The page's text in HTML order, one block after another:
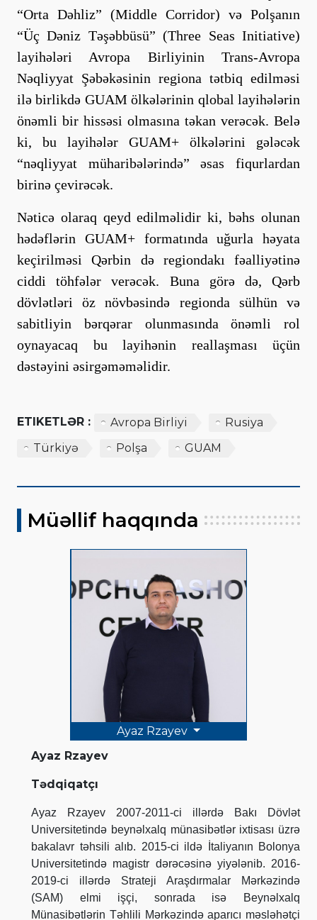
“Orta Dəhliz” (Middle Corridor) və Polşanın
“Üç Dəniz Təşəbbüsü” (Three Seas Initiative)
layihələri Avropa Birliyinin Trans-Avropa
Nəqliyyat Şəbəkəsinin regiona tətbiq edilməsi
ilə birlikdə GUAM ölkələrinin qlobal layihələrin
önəmli bir hissəsi olmasına təkan verəcək. Belə
ki, bu layihələr GUAM+ ölkələrini gələcək
“nəqliyyat müharibələrində” əsas fiqurlardan
birinə çevirəcək.
Nəticə olaraq qeyd edilməlidir ki, bəhs olunan
hədəflərin GUAM+ formatında uğurla həyata
keçirilməsi Qərbin də regiondakı fəalliyətinə
ciddi töhfələr verəcək. Buna görə də, Qərb
dövlətləri öz növbəsində regionda sülhün və
sabitliyin bərqərar olunmasında önəmli rol
oynayacaq bu layihənin reallaşması üçün
dəstəyini əsirgəməməlidir.
ETIKETLƏR : Avropa Birliyi
Rusiya
Türkiyə
Polşa GUAM
Müəllif haqqında
Ayaz Rzayev
Ayaz Rzayev
Tədqiqatçı
Ayaz Rzayev 2007-2011-ci illərdə Bakı Dövlət
Universitetində beynəlxalq münasibətlər ixtisası üzrə
bakalavr təhsili alıb. 2015-ci ildə İtaliyanın Bolonya
Universitetində magistr dərəcəsinə yiyələnib. 2016-
2019-ci illərdə Strateji Araşdırmalar Mərkəzində
(SAM) elmi işçi, sonrada isə Beynəlxalq
Münasibətlərin Təhlili Mərkəzində aparıcı məsləhətçi